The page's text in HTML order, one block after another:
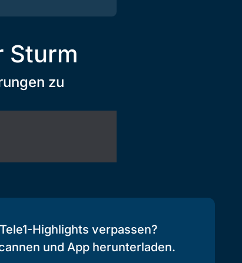
Sturm
zu
Highlights verpassen?
und App herunterladen.